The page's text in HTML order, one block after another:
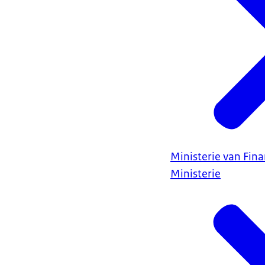
Ministerie van
Ministerie